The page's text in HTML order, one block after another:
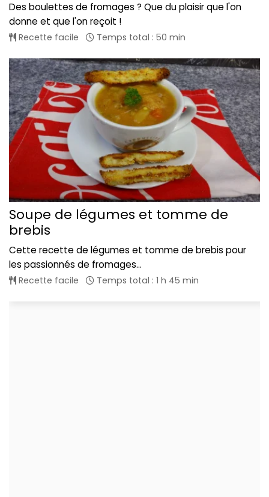
Des boulettes de fromages ? Que du plaisir que l'on
donne et que l'on reçoit !
Recette facile Temps total : 50 min
Soupe de légumes et tomme de
brebis
Cette recette de légumes et tomme de brebis pour
les passionnés de fromages...
Recette facile Temps total : 1 h 45 min